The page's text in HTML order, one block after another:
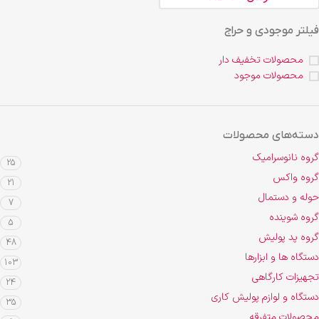
فیلتر موجودی و حراج
محصولات تخفیف دار
محصولات موجود
دسته‌های محصولات
گروه نانوسرامیک 25
گروه واکس 21
حوله و دستمال 7
گروه شوینده 5
گروه پد پولیش 48
دستگاه ها و ابزارها 103
تجهیزات کارگاهی 24
دستگاه و لوازم پولیش کاری 35